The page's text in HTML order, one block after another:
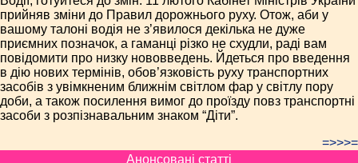
прийняв зміни до Правил дорожнього руху. Отож, аби у
вашому талоні водія не з’явилося декілька не дуже
приємних позначок, а гаманці різко не схудли, раді вам
повідомити про низку нововведень. Йдеться про введення
в дію нових термінів, обов’язковість руху транспортних
засобів з увімкненим ближнім світлом фар у світлу пору
доби, а також посилення вимог до проїзду повз транспортні
засоби з розпізнавальним знаком “Діти”.
=>>>=
Анонсовані статті